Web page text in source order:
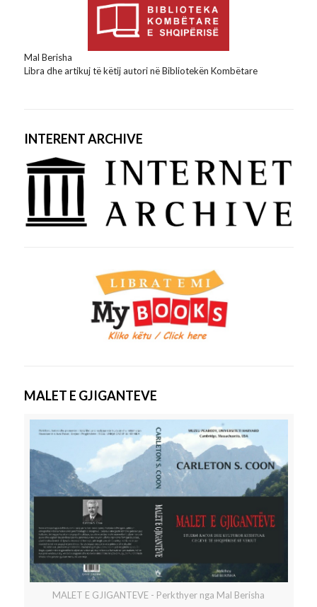
Mal Berisha
Libra dhe artikuj të këtij autori në Bibliotekën Kombëtare
INTERENT ARCHIVE
MALET E GJIGANTEVE
MALET E GJIGANTEVE - Perkthyer nga Mal Berisha